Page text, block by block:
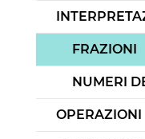
FRAZIONI
NUMERI
OPERAZIONI